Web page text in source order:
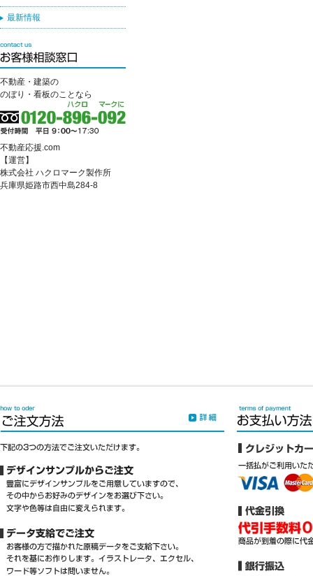
最新情報
不動産・建築の
のぼり・看板のことなら
不動産応援.com
【運営】
株式会社 ハクロマーク製作所
兵庫県姫路市西中島284-8